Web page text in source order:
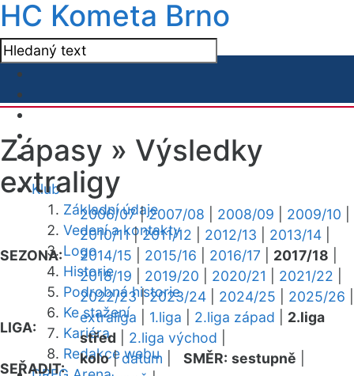
HC Kometa Brno
Klub
Základní údaje
Vedení a kontakty
Logo
Historie
Podrobná historie
Ke stažení
Kariéra
Redakce webu
Zápasy » Výsledky
extraligy
SEZONA:
2006/07|2007/08 2008/09 2009/10
2010/11|2011/12 2012/13 2013/14
2014/15
2015/16 2016/17 2017/18
2018/19
2019/20 2020/21 2021/22
2022/23|2023/24 2024/25 2025/26
LIGA:
extraliga 1.liga 2.liga západ
2.liga
střed
2.liga východ
SEŘADIT:
kolo|datum SMĚR: sestupně